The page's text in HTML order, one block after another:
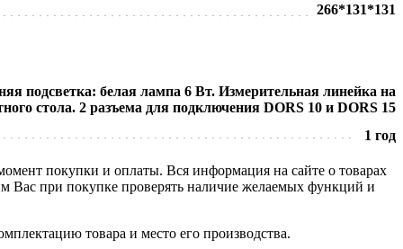
266*131*131
подсветка: белая лампа 6 Вт. Измерительная линейка на
стола. 2 разъема для подключения DORS 10 и DORS 15
1 год
покупки и оплаты. Вся информация на сайте о товарах
Вас при покупке проверять наличие желаемых функций и
товара и место его производства.